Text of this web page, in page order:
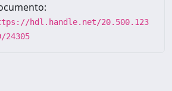
hdl.handle.net/20.500.123
24305